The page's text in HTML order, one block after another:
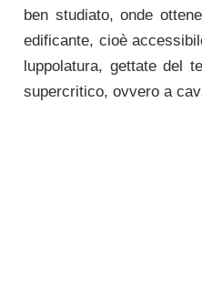
ben studiato, onde
edificante, cioè
luppolatura, gettate del
supercritico, ovvero a